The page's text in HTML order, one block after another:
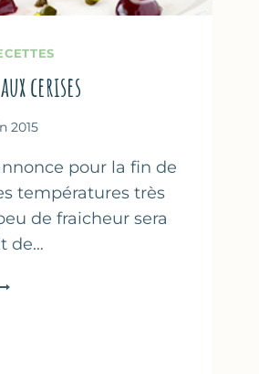
cerises
2015
pour la fin de
températures très
de fraicheur sera
de…